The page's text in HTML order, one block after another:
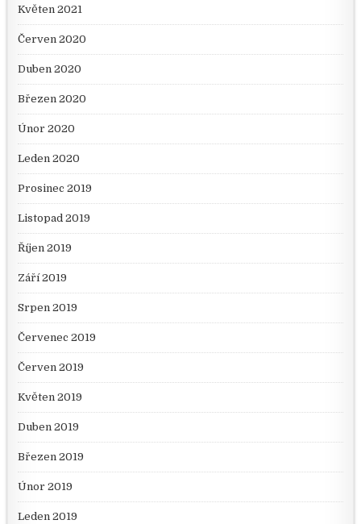
Květen 2021
Červen 2020
Duben 2020
Březen 2020
Únor 2020
Leden 2020
Prosinec 2019
Listopad 2019
Říjen 2019
Září 2019
Srpen 2019
Červenec 2019
Červen 2019
Květen 2019
Duben 2019
Březen 2019
Únor 2019
Leden 2019